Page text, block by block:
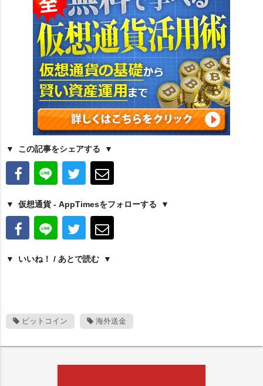
この記事をシェアする
仮想通貨 - AppTimesをフォローする
いいね！ / あとで読む
ビットコイン 海外送金